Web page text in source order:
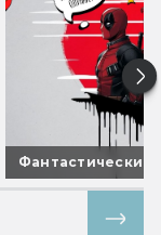
Фантастические